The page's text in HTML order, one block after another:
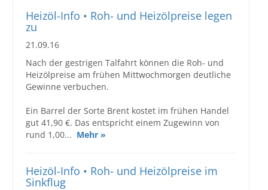
Heizöl-Info • Roh- und Heizölpreise legen
zu
21.09.16
Nach der gestrigen Talfahrt können die Roh- und
Heizölpreise am frühen Mittwochmorgen deutliche
Gewinne verbuchen.
Ein Barrel der Sorte Brent kostet im frühen Handel
gut 41,90 €. Das entspricht einem Zugewinn von
rund 1,00... Mehr »
Heizöl-Info • Roh- und Heizölpreise im
Sinkflug